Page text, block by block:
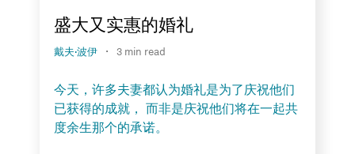
盛大又实惠的婚礼
戴夫·波伊 · 3 min read
今天，许多夫妻都认为婚礼是为了庆祝他们
已获得的成就， 而非是庆祝他们将在一起共
度余生那个的承诺。